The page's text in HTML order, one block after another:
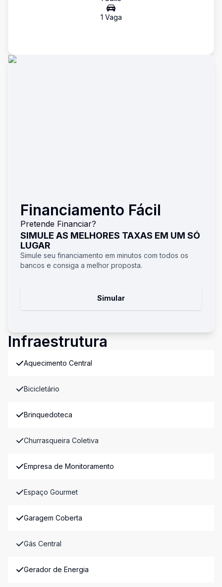
1 Vaga
Financiamento Fácil
Pretende Financiar?
SIMULE AS MELHORES TAXAS EM UM SÓ
LUGAR
Simule seu financiamento em minutos com todos os
bancos e consiga a melhor proposta.
Simular
Infraestrutura
Aquecimento Central
Bicicletário
Brinquedoteca
Churrasqueira Coletiva
Empresa de Monitoramento
Espaço Gourmet
Garagem Coberta
Gás Central
Gerador de Energia